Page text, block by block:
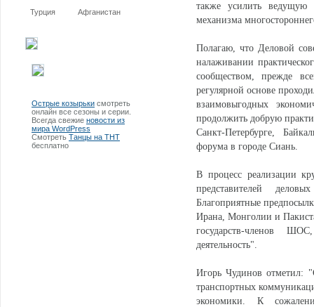
Турция Афганистан
Острые козырьки смотреть
онлайн все сезоны и серии.
Всегда свежие новости из
мира WordPress
Смотреть Танцы на ТНТ
бесплатно
также усилить ведущую
механизма
Полагаю, что Деловой
налаживании
сообществом, прежде
регулярной основе
взаимовыгодных
продолжить добрую
Санкт-Петербурге,
форума в городе Сиань.
В процесс реализации
представителей
Благоприятные
Ирана, Монголии и
государств-членов
деятельность".
Игорь Чудинов отметил:
транспортных
экономики. К